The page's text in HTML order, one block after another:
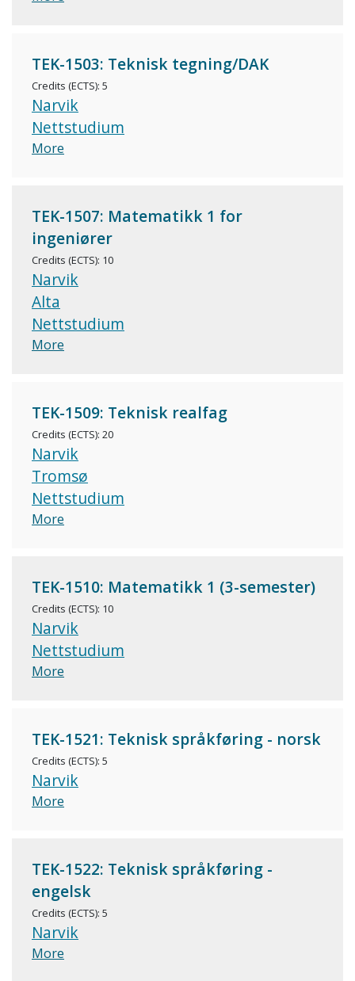
TEK-1503: Teknisk tegning/DAK
Credits (ECTS): 5
Narvik
Nettstudium
More
TEK-1507: Matematikk 1 for
ingeniører
Credits (ECTS): 10
Narvik
Alta
Nettstudium
More
TEK-1509: Teknisk realfag
Credits (ECTS): 20
Narvik
Tromsø
Nettstudium
More
TEK-1510: Matematikk 1 (3-semester)
Credits (ECTS): 10
Narvik
Nettstudium
More
TEK-1521: Teknisk språkføring - norsk
Credits (ECTS): 5
Narvik
More
TEK-1522: Teknisk språkføring -
engelsk
Credits (ECTS): 5
Narvik
More